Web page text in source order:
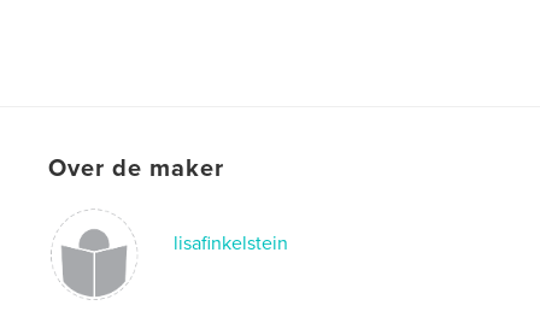
Over de maker
lisafinkelstein